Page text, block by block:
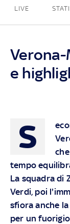
LIVE
Verona-
e
S
tempo
La squadra di
Verdi, poi
sfiora anche
per un